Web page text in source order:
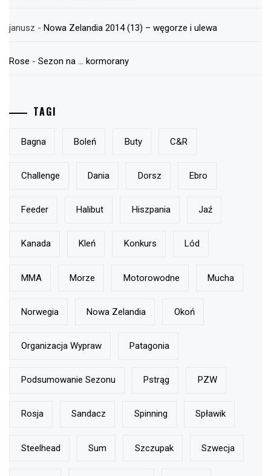
janusz - Nowa Zelandia 2014 (13) – węgorze i ulewa
Rose - Sezon na … kormorany
TAGI
Bagna Boleń Buty C&r
Challenge Dania Dorsz Ebro
Feeder Halibut Hiszpania Jaź
Kanada Kleń Konkurs Lód
MMA Morze Motorowodne Mucha
Norwegia Nowa Zelandia Okoń
Organizacja Wypraw Patagonia
Podsumowanie Sezonu Pstrąg PZW
Rosja Sandacz Spinning Spławik
Steelhead Sum Szczupak Szwecja